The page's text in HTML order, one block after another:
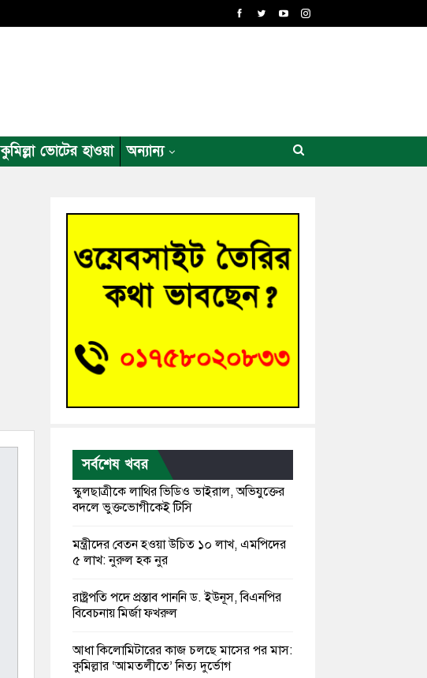
কুমিল্লা ভোটের হাওয়া অন্যান্য
সর্বশেষ খবর
স্কুলছাত্রীকে লাথির ভিডিও ভাইরাল, অভিযুক্তের
বদলে ভুক্তভোগীকেই টিসি
মন্ত্রীদের বেতন হওয়া উচিত ১০ লাখ, এমপিদের
৫ লাখ: নুরুল হক নুর
রাষ্ট্রপতি পদে প্রস্তাব পাননি ড. ইউনূস, বিএনপির
বিবেচনায় মির্জা ফখরুল
আধা কিলোমিটারের কাজ চলছে মাসের পর মাস:
কুমিল্লার ‘আমতলীতে’ নিত্য দুর্ভোগ